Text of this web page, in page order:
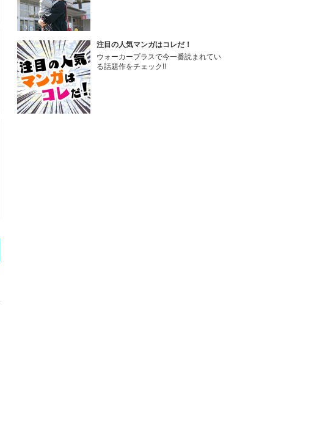
注目の人気マンガはコレだ！
ウォーカープラスで今一番読まれてい
る話題作をチェック!!